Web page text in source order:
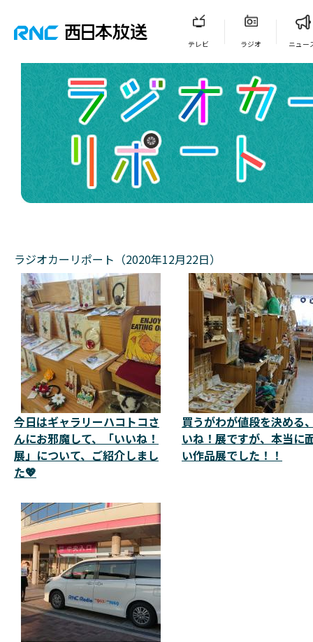
テレビ ラジオ ニュー
ラジオカーリポート（2020年12月22日）
今日はギャラリーハコトコさ
んにお邪魔して、「いいね！
展」について、ご紹介しまし
た💖
買うがわが値段を決める
いね！展ですが、本当に
い作品展でした！！